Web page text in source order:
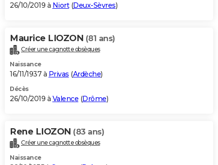
26/10/2019 à Niort(Deux-Sèvres)
Maurice LIOZON (81 ans)
Créer une cagnotte obsèques
Naissance
16/11/1937 à Privas (Ardèche)
Décès
26/10/2019 à Valence (Drôme)
Rene LIOZON (83 ans)
Créer une cagnotte obsèques
Naissance